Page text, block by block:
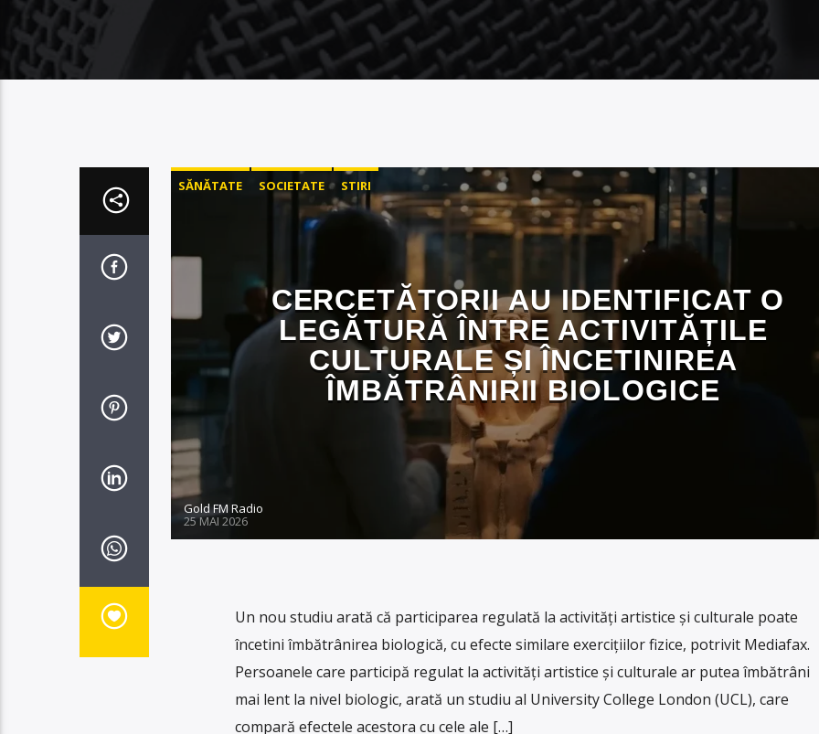
SĂNĂTATE SOCIETATE STIRI
CERCETĂTORII AU IDENTIFICAT O
LEGĂTURĂ ÎNTRE ACTIVITĂȚILE
CULTURALE ȘI ÎNCETINIREA
ÎMBĂTRÂNIRII BIOLOGICE
Gold FM Radio
25 MAI 2026
Un nou studiu arată că participarea regulată la activități artistice și culturale poate
încetini îmbătrânirea biologică, cu efecte similare exercițiilor fizice, potrivit Mediafax.
Persoanele care participă regulat la activități artistice și culturale ar putea îmbătrâni
mai lent la nivel biologic, arată un studiu al University College London (UCL), care
compară efectele acestora cu cele ale […]